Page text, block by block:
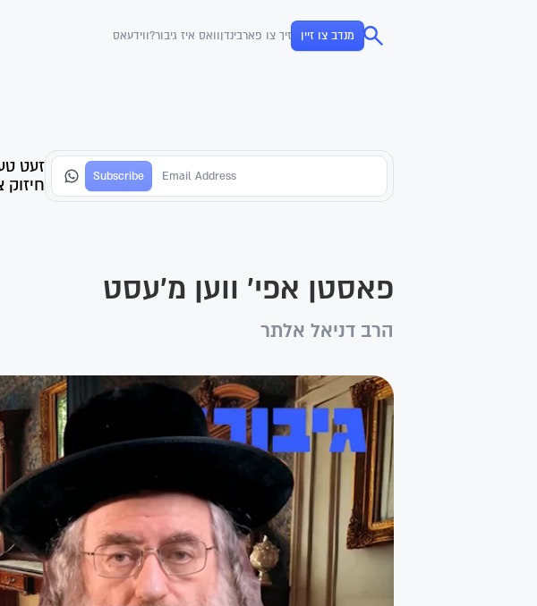
מנדב צו זיין זיך צו פארבינדןוואס איז גיבור?ווידעאס
זעט
חיזוק
פאסטן אפי' ווען מ'עסט
הרב דניאל אלתר